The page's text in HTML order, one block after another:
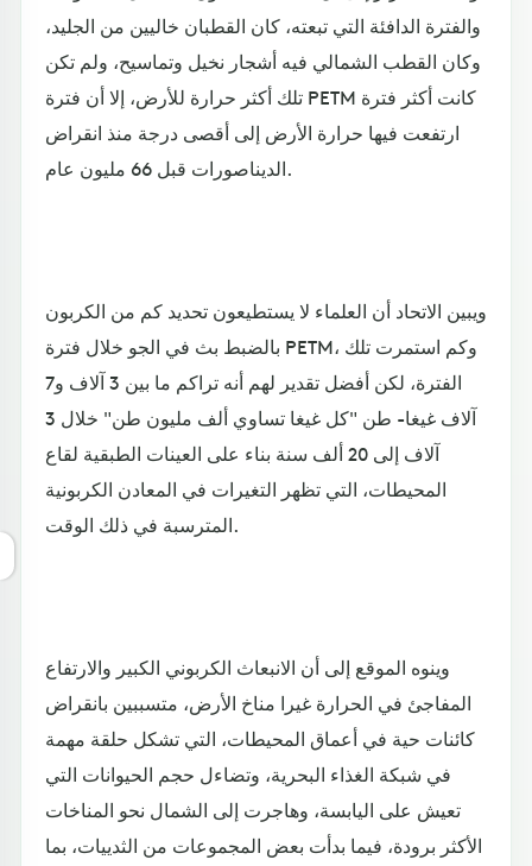
والفترة الدافئة التي تبعته، كان القطبان خاليين من الجليد،
وكان القطب الشمالي فيه أشجار نخيل وتماسيح، ولم تكن
تلك أكثر حرارة للأرض، إلا أن فترة PETM كانت أكثر فترة
ارتفعت فيها حرارة الأرض إلى أقصى درجة منذ انقراض
الديناصورات قبل 66 مليون عام.
ويبين الاتحاد أن العلماء لا يستطيعون تحديد كم من الكربون
بالضبط بث في الجو خلال فترة PETM، وكم استمرت تلك
الفترة، لكن أفضل تقدير لهم أنه تراكم ما بين 3 آلاف و7
آلاف غيغا- طن "كل غيغا تساوي ألف مليون طن" خلال 3
آلاف إلى 20 ألف سنة بناء على العينات الطبقية لقاع
المحيطات، التي تظهر التغيرات في المعادن الكربونية
المترسبة في ذلك الوقت.
وينوه الموقع إلى أن الانبعاث الكربوني الكبير والارتفاع
المفاجئ في الحرارة غيرا مناخ الأرض، متسببين بانقراض
كائنات حية في أعماق المحيطات، التي تشكل حلقة مهمة
في شبكة الغذاء البحرية، وتضاءل حجم الحيوانات التي
تعيش على اليابسة، وهاجرت إلى الشمال نحو المناخات
الأكثر برودة، فيما بدأت بعض المجموعات من الثدييات، بما